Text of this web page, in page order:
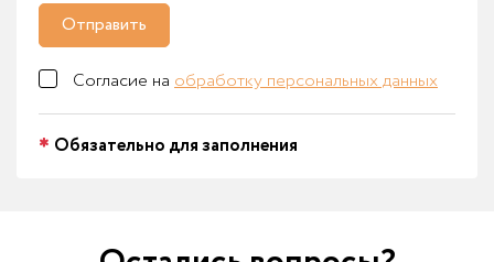
Отправить
Согласие на обработку персональных данных
Обязательно для заполнения